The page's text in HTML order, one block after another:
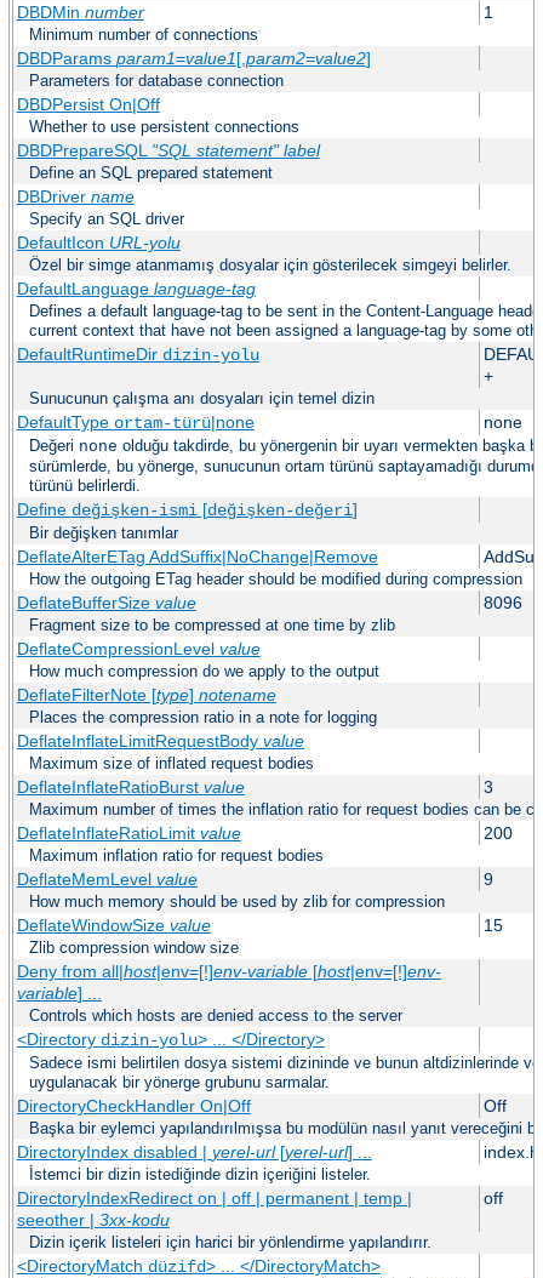
DBDMin number 1
Minimum number of connections
DBDParams param1=value1[, param2=value2]
Parameters for database connection
DBDPersist On|Off
Whether to use persistent connections
DBDPrepareSQL "SQL statement" label
Define an SQL prepared statement
DBDriver name
Specify an SQL driver
DefaultIcon URL-yolu
Özel bir simge atanmamış dosyalar için gösterilecek simgeyi belirler.
DefaultLanguage language-tag
Defines a default language-tag to be sent in the Content-Language
current context that have not been assigned a language-tag by some
DefaultRuntimeDir dizin-yolu
+
Sunucunun çalışma anı dosyaları için temel dizin
DefaultType ortam-türü|none none
Değeri none olduğu takdirde, bu yönergenin bir uyarı vermekten başka
sürümlerde, bu yönerge, sunucunun ortam türünü saptayamadığı
türünü belirlerdi.
Define değişken-ismi [değişken-değeri]
Bir değişken tanımlar
DeflateAlterETag AddSuffix|NoChange|Remove
How the outgoing ETag header should be modified during compression
DeflateBufferSize value 8096
Fragment size to be compressed at one time by zlib
DeflateCompressionLevel value
How much compression do we apply to the output
DeflateFilterNote [type] notename
Places the compression ratio in a note for logging
DeflateInflateLimitRequestBody value
Maximum size of inflated request bodies
DeflateInflateRatioBurst value 3
Maximum number of times the inflation ratio for request bodies can be
DeflateInflateRatioLimit value 200
Maximum inflation ratio for request bodies
DeflateMemLevel value 9
How much memory should be used by zlib for compression
DeflateWindowSize value 15
Zlib compression window size
Deny from all|host|env=[!]env-variable[host|env=[!]env-
variable] ...
Controls which hosts are denied access to the server
<Directory dizin-yolu> ... </Directory>
Sadece ismi belirtilen dosya sistemi dizininde ve bunun altdizinlerinde ve
uygulanacak bir yönerge grubunu sarmalar.
DirectoryCheckHandler On|Off Off
Başka bir eylemci yapılandırılmışsa bu modülün nasıl yanıt vereceğini
DirectoryIndex disabled | yerel-url[yerel-url] ...
İstemci bir dizin istediğinde dizin içeriğini listeler.
DirectoryIndexRedirect on | off | permanent | temp |
seeother | 3xx-kodu
off
Dizin içerik listeleri için harici bir yönlendirme yapılandırır.
<DirectoryMatch düzifd> ... </DirectoryMatch>